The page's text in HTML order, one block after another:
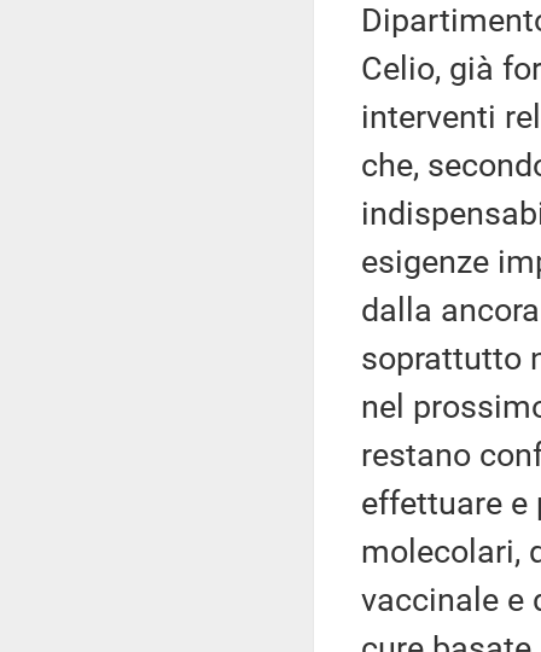
Celio, già
interventi
che,
esigenze
dalla
soprattutto
nel
restano
effettuare e
molecolari,
vaccinale e